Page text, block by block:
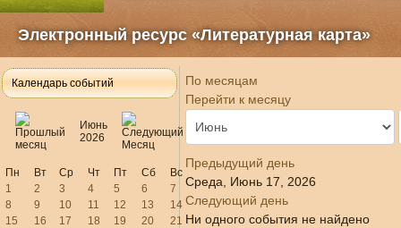
Электронный ресурс «Литературная карта»
Календарь событий
Июнь
2026
Пн Вт Ср Чт Пт Сб
Вс
1
2 3 4 5 6
7
8
9 10 11 12 13
14
15
16 17 18 19 20
21
По месяцам
Перейти к месяцу
Предыдущий день
Среда, Июнь 17, 2026
Следующий день
Ни одного события не найдено